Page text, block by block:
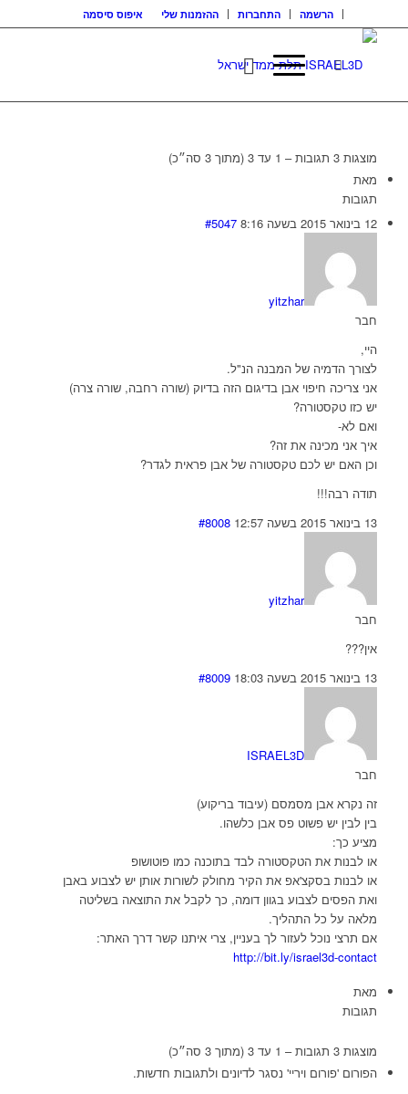
הרשמה התחברות ההזמנות שלי איפוס סיסמה
מוצגות 3 תגובות – 1 עד 3 (מתוך 3 סה״כ)
מאת
תגובות
12 בינואר 2015 בשעה 8:16
#5047
yitzhar
חבר
היי,
לצורך הדמיה של המבנה הנ"ל.
אני צריכה חיפוי אבן בדיגום הזה בדיוק (שורה רחבה, שורה צרה)
יש כזו טקסטורה?
ואם לא-
איך אני מכינה את זה?
וכן האם יש לכם טקסטורה של אבן פראית לגדר?
תודה רבה!!!
13 בינואר 2015 בשעה 12:57
#8008
yitzhar
חבר
אין???
13 בינואר 2015 בשעה 18:03
#8009
ISRAEL3D
חבר
זה נקרא אבן מסמסם (עיבוד בריקוע)
בין לבין יש פשוט פס אבן כלשהו.
מציע כך:
או לבנות את הטקסטורה לבד בתוכנה כמו פוטושופ
או לבנות בסקצ'אפ את הקיר מחולק לשורות אותן יש לצבוע באבן
ואת הפסים לצבוע בגוון דומה, כך לקבל את התוצאה בשליטה
מלאה על כל התהליך.
אם תרצי נוכל לעזור לך בעניין, צרי איתנו קשר דרך האתר:
http://bit.ly/israel3d-contact
מאת
תגובות
מוצגות 3 תגובות – 1 עד 3 (מתוך 3 סה״כ)
הפורום 'פורום ויריי' נסגר לדיונים ולתגובות חדשות.